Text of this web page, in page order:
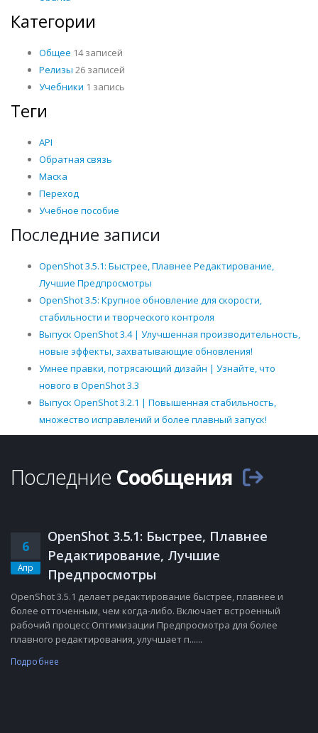
Категории
Общее 14 записей
Релизы 26 записей
Учебники 1 запись
Теги
API
Обратная связь
Маска
Переход
Учебное пособие
Последние записи
OpenShot 3.5.1: Быстрее, Плавнее Редактирование,
Лучшие Предпросмотры
OpenShot 3.5: Крупное обновление для скорости,
стабильности и творческого контроля
Выпуск OpenShot 3.4 | Улучшенная производительность,
новые эффекты, захватывающие обновления!
Умнее правки, потрясающий дизайн | Узнайте, что
нового в OpenShot 3.3
Выпуск OpenShot 3.2.1 | Повышенная стабильность,
множество исправлений и более плавный запуск!
Последние Сообщения
6
Апр
OpenShot 3.5.1: Быстрее, Плавнее
Редактирование, Лучшие
Предпросмотры
OpenShot 3.5.1 делает редактирование быстрее, плавнее и
более отточенным, чем когда-либо. Включает встроенный
рабочий процесс Оптимизации Предпросмотра для более
плавного редактирования, улучшает п......
Подробнее